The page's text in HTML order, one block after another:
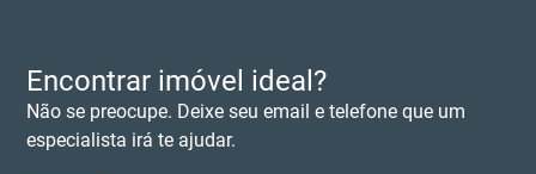
Encontrar imóvel ideal?
Não se preocupe. Deixe seu email e telefone que um
especialista irá te ajudar.